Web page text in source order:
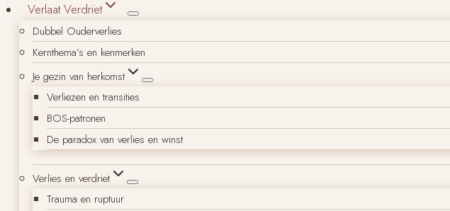
Verlaat Verdriet
Dubbel Ouderverlies
Kernthema’s en kenmerken
Je gezin van herkomst
Verliezen en transities
BOS-patronen
De paradox van verlies en winst
Verlies en verdriet
Trauma en ruptuur